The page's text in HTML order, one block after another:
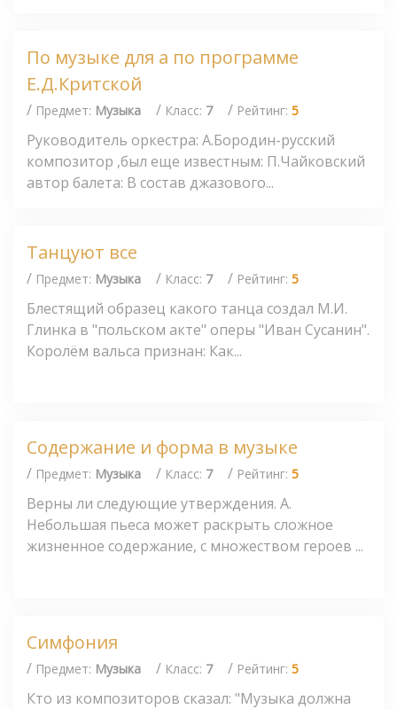
По музыке для а по программе
Е.Д.Критской
/ Предмет: Музыка / Класс: 7 / Рейтинг: 5
Руководитель оркестра: А.Бородин-русский
композитор ,был еще известным: П.Чайковский
автор балета: В состав джазового...
Танцуют все
/ Предмет: Музыка / Класс: 7 / Рейтинг: 5
Блестящий образец какого танца создал М.И.
Глинка в "польском акте" оперы "Иван Сусанин".
Королём вальса признан: Как...
Содержание и форма в музыке
/ Предмет: Музыка / Класс: 7 / Рейтинг: 5
Верны ли следующие утверждения. А.
Небольшая пьеса может раскрыть сложное
жизненное содержание, с множеством героев ...
Симфония
/ Предмет: Музыка / Класс: 7 / Рейтинг: 5
Кто из композиторов сказал: "Музыка должна